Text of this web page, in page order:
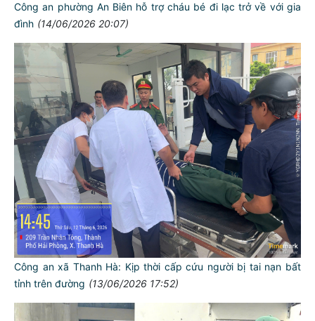
Công an phường An Biên hỗ trợ cháu bé đi lạc trở về với gia
đình (14/06/2026 20:07)
Công an xã Thanh Hà: Kịp thời cấp cứu người bị tai nạn bất
tỉnh trên đường (13/06/2026 17:52)